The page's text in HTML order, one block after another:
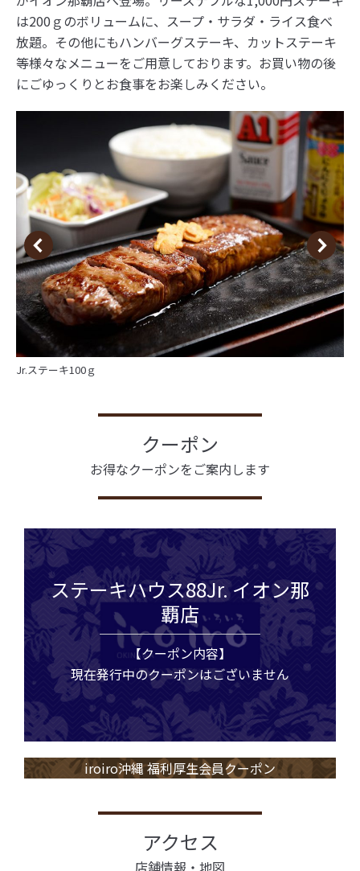
は200ｇのボリュームに、スープ・サラダ・ライス食べ
放題。その他にもハンバーグステーキ、カットステーキ
等様々なメニューをご用意しております。お買い物の後
にごゆっくりとお食事をお楽しみください。
Jr.ステーキ100ｇ
クーポン
お得なクーポンをご案内します
ステーキハウス88Jr. イオン那
覇店
【クーポン内容】
現在発行中のクーポンはございません
iroiro沖縄 福利厚生会員クーポン
アクセス
店舗情報・地図